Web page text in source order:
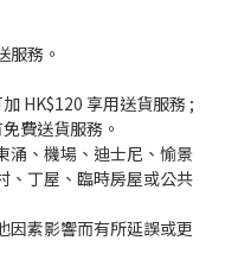
服務。
HK$120 享用送貨服務 ;
費送貨服務。
涌、機場、迪士尼、愉景
、丁屋、臨時房屋或公共
因素影響而有所延誤或更